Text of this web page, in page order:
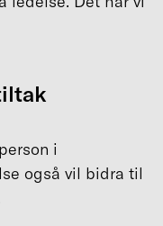
i
også vil bidra til